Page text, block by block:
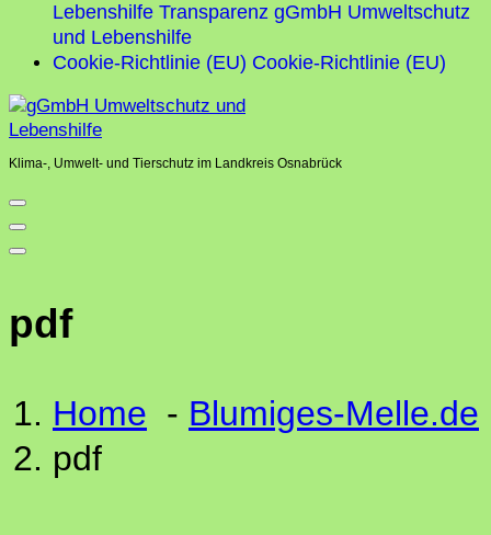
Lebenshilfe Transparenz gGmbH Umweltschutz
und Lebenshilfe
Cookie-Richtlinie (EU) Cookie-Richtlinie (EU)
Klima-, Umwelt- und Tierschutz im Landkreis Osnabrück
pdf
Home - Blumiges-Melle.de
pdf